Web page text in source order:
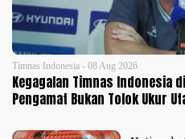
Timnas Indonesia - 08 Aug 2026
Kegagalan Timnas Indonesia
Pengamat Bukan Tolok Ukur